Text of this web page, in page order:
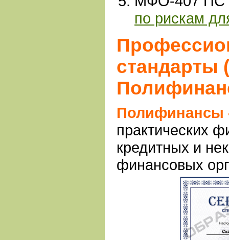
по рискам
стандарты
Полифинансы
практических
кредитных и
финансовых